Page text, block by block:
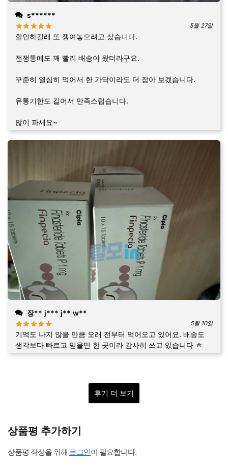
s******
5월 27일
할인하길래 또 쟁여놓으려고 샀습니다.
전쟁통에도 꽤 빨리 배송이 왔더라구요.
꾸준히 열심히 먹어서 한 가닥이라도 더 잡아 보겠습니다.
유통기한도 길어서 만족스럽습니다.
많이 파세요~
장** j*** j** w**
5월 10일
기억도 나지 않을 만큼 오래 전부터 먹어오고 있어요. 배송도
생각보다 빠르고 믿을만 한 곳이라 감사히 쓰고 있습니다 ㅎ
후기 더 보기
상품평 추가하기
상품평 작성을 위해 로그인이 필요합니다.